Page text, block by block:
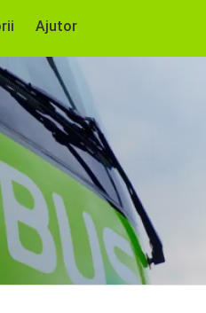
Ajutor